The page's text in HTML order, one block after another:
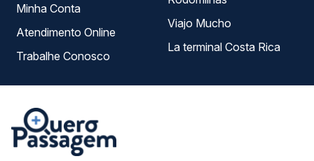
Minha Conta
Atendimento Online
Trabalhe Conosco
Viajo Mucho
La terminal Costa Rica